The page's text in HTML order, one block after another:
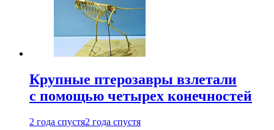
Крупные птерозавры взлетали
с помощью четырех конечностей
2 года спустя2 года спустя